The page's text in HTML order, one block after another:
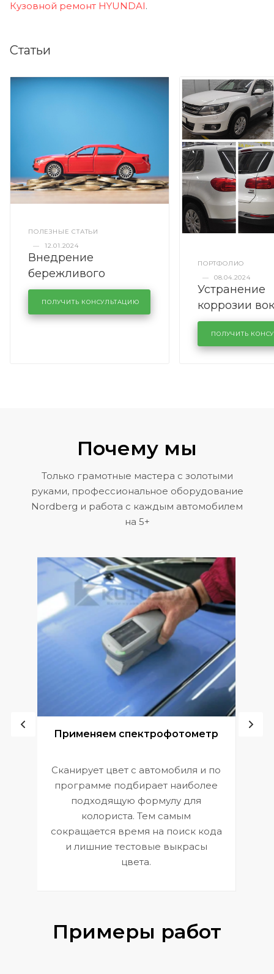
Кузовной ремонт HYUNDAI.
Статьи
ПОЛЕЗНЫЕ СТАТЬИ
—
12.01.2024
Внедрение
бережливого
производства в
кузовном сервисе
KUTUZOVV
ПОЛУЧИТЬ КОНСУЛЬТАЦИЮ
ПОРТФОЛИО
—
08.04.2024
Устранение
коррозии
лобового
районе
Volkswagen
ПОЛУЧИТЬ
Почему мы
Только грамотные мастера с золотыми
руками, профессиональное оборудование
Nordberg и работа с каждым автомобилем
на 5+
Применяем спектрофотометр
Сканирует цвет с автомобиля и по
программе подбирает наиболее
подходящую формулу для
колориста. Тем самым
сокращается время на поиск кода
и лишние тестовые выкрасы
цвета.
Примеры работ